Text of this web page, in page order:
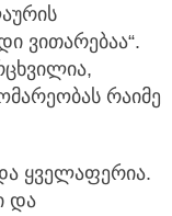
ვითარებაა“.
რაიმე
ყველაფერია.
და